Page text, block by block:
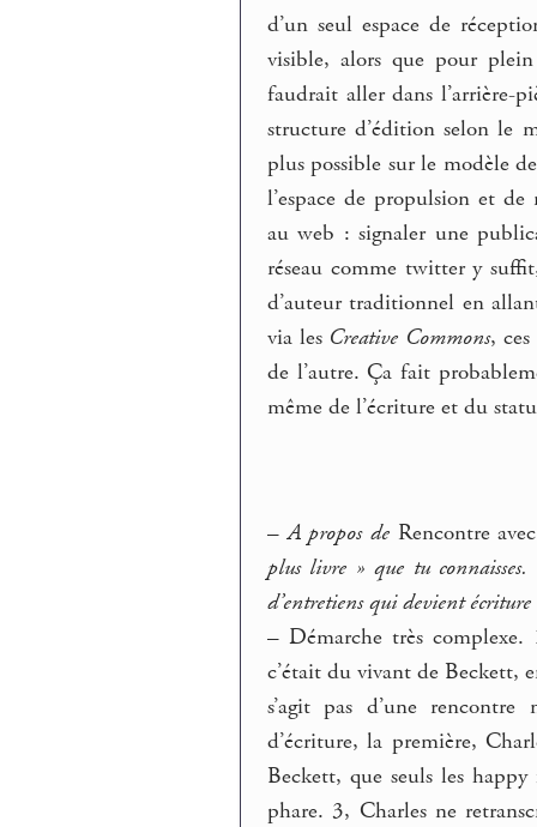
d’un seul espace de
visible, alors que pour
faudrait aller dans l’arrière-
structure d’édition selon le
plus possible sur le modèle
l’espace de propulsion et
au web : signaler une
réseau comme twitter y
d’auteur traditionnel en
via les Creative Commons,
de l’autre. Ça fait
même de l’écriture et du
– A propos de Rencontre
plus livre » que tu
d’entretiens qui devient écriture
– Démarche très
c’était du vivant de Beckett,
s’agit pas d’une
d’écriture, la première,
Beckett, que seuls les
phare. 3, Charles ne